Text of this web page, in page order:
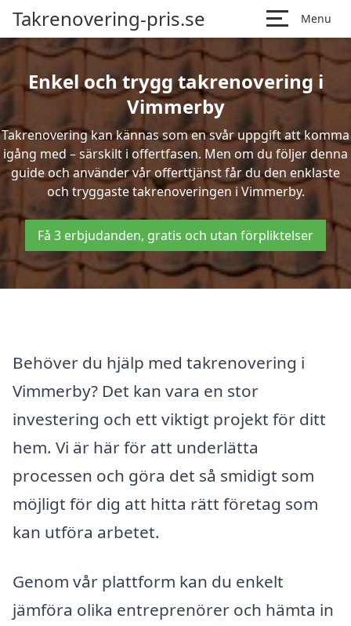
Takrenovering-pris.se Menu
Enkel och trygg takrenovering i
Vimmerby
Takrenovering kan kännas som en svår uppgift att komma
igång med – särskilt i offertfasen. Men om du följer denna
guide och använder vår offerttjänst får du den enklaste
och tryggaste takrenoveringen i Vimmerby.
Få 3 erbjudanden, gratis och utan förpliktelser
Behöver du hjälp med takrenovering i
Vimmerby? Det kan vara en stor
investering och ett viktigt projekt för ditt
hem. Vi är här för att underlätta
processen och göra det så smidigt som
möjligt för dig att hitta rätt företag som
kan utföra arbetet.
Genom vår plattform kan du enkelt
jämföra olika entreprenörer och hämta in